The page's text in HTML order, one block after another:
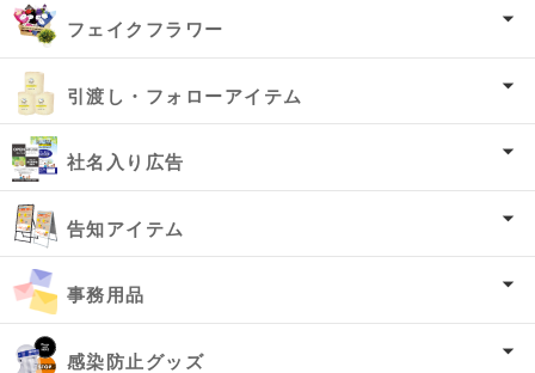
フェイクフラワー
引渡し・フォローアイテム
社名入り広告
告知アイテム
事務用品
感染防止グッズ